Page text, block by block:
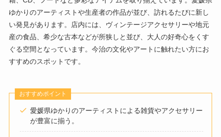
ゆかりのアーティストや生産者の作品が並び、訪れるたびに新し
い発見があります。​店内には、ヴィンテージアクセサリーや地元
産の食品、希少な古本などが所狭しと並び、大人の好奇心をくす
ぐる空間となっています。​今治の文化やアートに触れたい方にお
すすめのスポットです。​
おすすめポイント
愛媛県ゆかりのアーティストによる雑貨やアクセサリー
が豊富に揃う。